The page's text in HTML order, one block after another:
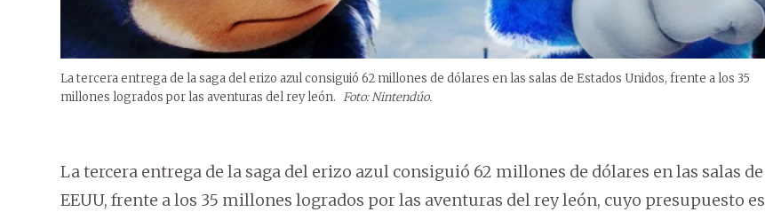
La tercera entrega de la saga del erizo azul consiguió 62 millones de dólares en las salas de Estados Unidos, frente a los 35
millones logrados por las aventuras del rey león. Foto: Nintendúo.
La tercera entrega de la saga del erizo azul consiguió 62 millones de dólares en las salas de
EEUU, frente a los 35 millones logrados por las aventuras del rey león, cuyo presupuesto es